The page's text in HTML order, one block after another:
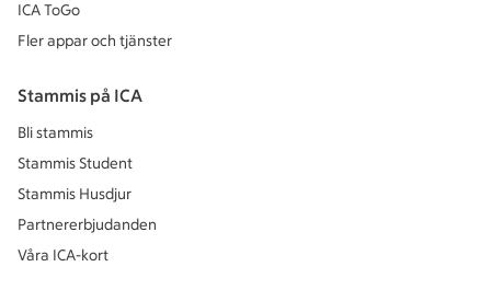
ICA ToGo
Fler appar och tjänster
Stammis på ICA
Bli stammis
Stammis Student
Stammis Husdjur
Partnererbjudanden
Våra ICA-kort